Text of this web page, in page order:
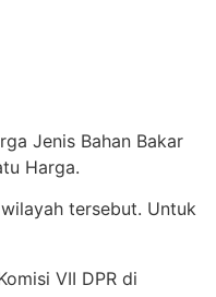
Jenis Bahan Bakar
Harga.
tersebut. Untuk
VII DPR di